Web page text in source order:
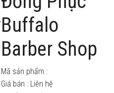
Buffalo
Barber Shop
Mã sản phẩm :
Giá bán : Liên hệ